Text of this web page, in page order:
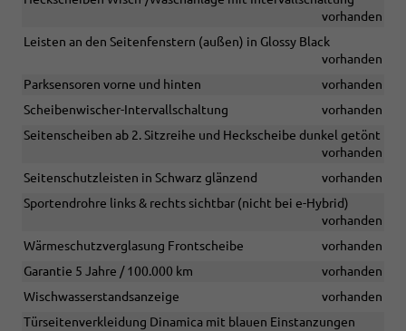
vorhanden
Leisten an den Seitenfenstern (außen) in Glossy Black
vorhanden
Parksensoren vorne und hinten
vorhanden
Scheibenwischer-Intervallschaltung
vorhanden
Seitenscheiben ab 2. Sitzreihe und Heckscheibe dunkel getönt
vorhanden
Seitenschutzleisten in Schwarz glänzend
vorhanden
Sportendrohre links & rechts sichtbar (nicht bei e-Hybrid)
vorhanden
Wärmeschutzverglasung Frontscheibe
vorhanden
Garantie 5 Jahre / 100.000 km
vorhanden
Wischwasserstandsanzeige
vorhanden
Türseitenverkleidung Dinamica mit blauen Einstanzungen